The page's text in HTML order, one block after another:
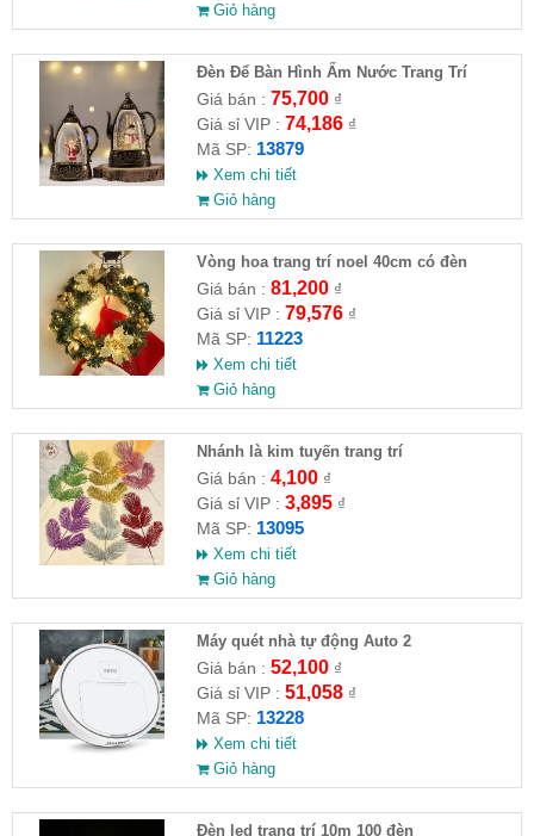
Giỏ hàng
Đèn Để Bàn Hình Ấm Nước Trang Trí
Giáng Sinh
Giá bán : 75,700₫
Giá sỉ VIP : 74,186₫
Mã SP: 13879
Xem chi tiết
Giỏ hàng
Vòng hoa trang trí noel 40cm có đèn
Giá bán : 81,200₫
Giá sỉ VIP : 79,576₫
Mã SP: 11223
Xem chi tiết
Giỏ hàng
Nhánh là kim tuyến trang trí
Giá bán : 4,100₫
Giá sỉ VIP : 3,895₫
Mã SP: 13095
Xem chi tiết
Giỏ hàng
Máy quét nhà tự động Auto 2
Giá bán : 52,100₫
Giá sỉ VIP : 51,058₫
Mã SP: 13228
Xem chi tiết
Giỏ hàng
Đèn led trang trí 10m 100 đèn